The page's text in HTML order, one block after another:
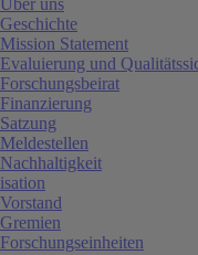
Über uns
Geschichte
Mission Statement
Evaluierung und
Forschungsbeirat
Finanzierung
Satzung
Meldestellen
Nachhaltigkeit
Vorstand
Gremien
Forschungseinheiten